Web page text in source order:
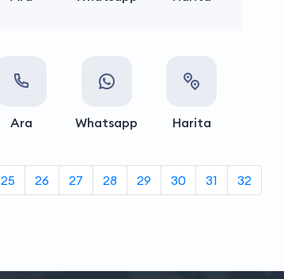
Ara Whatsapp Harita
25 26 27 28 29 30 31 32